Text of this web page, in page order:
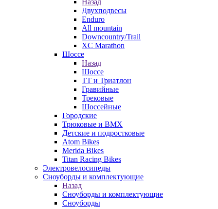
Назад
Двухподвесы
Enduro
All mountain
Downcountry/Trail
XC Marathon
Шоссе
Назад
Шоссе
ТТ и Триатлон
Гравийные
Трековые
Шоссейные
Городские
Трюковые и BMX
Детские и подростковые
Atom Bikes
Merida Bikes
Titan Racing Bikes
Электровелосипеды
Cноуборды и комплектующие
Назад
Cноуборды и комплектующие
Сноуборды